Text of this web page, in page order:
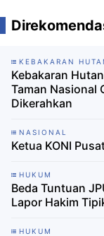
KEBAKARAN
Kebakaran
Taman Nasional
Dikerahkan
NASIONAL
Ketua KONI
HUKUM
Beda Tuntuan
Lapor Hakim
HUKUM